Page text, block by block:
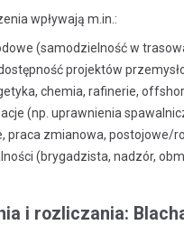
wpływają m.in.:
(samodzielność w
projektów
chemia, rafinerie,
(np. uprawnienia
praca zmianowa, postojowe/
(brygadzista, nadzór,
i rozliczania: